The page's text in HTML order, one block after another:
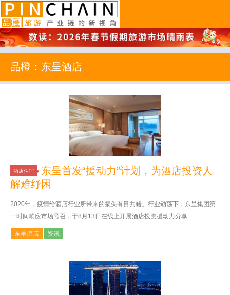
品橙旅游
品橙：东呈酒店
酒店住宿
东呈首发“援动力”计划，为酒店投资人
解难纾困
2020年，疫情给酒店行业所带来的损失有目共睹。行业动荡下，东呈集团第
一时间响应市场号召，于8月13日在线上开展酒店投资援动力分享...
东呈酒店 资讯